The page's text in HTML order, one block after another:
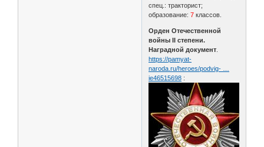
спец.: тракторист;
образование:7классов.
Орден Отечественной
войны II степени.
Наградной документ
https://pamyat-
naroda.ru/heroes/podvig- …
ie46515698 :